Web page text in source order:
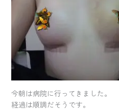
今朝は病院に行ってきました。
経過は順調だそうです。